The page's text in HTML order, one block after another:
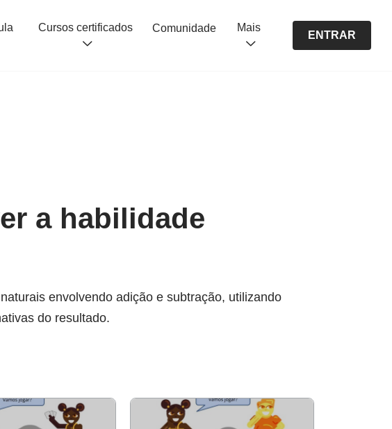
Cursos certificados Comunidade Mais
ENTRAR
a habilidade
envolvendo adição e subtração, utilizando
do resultado.